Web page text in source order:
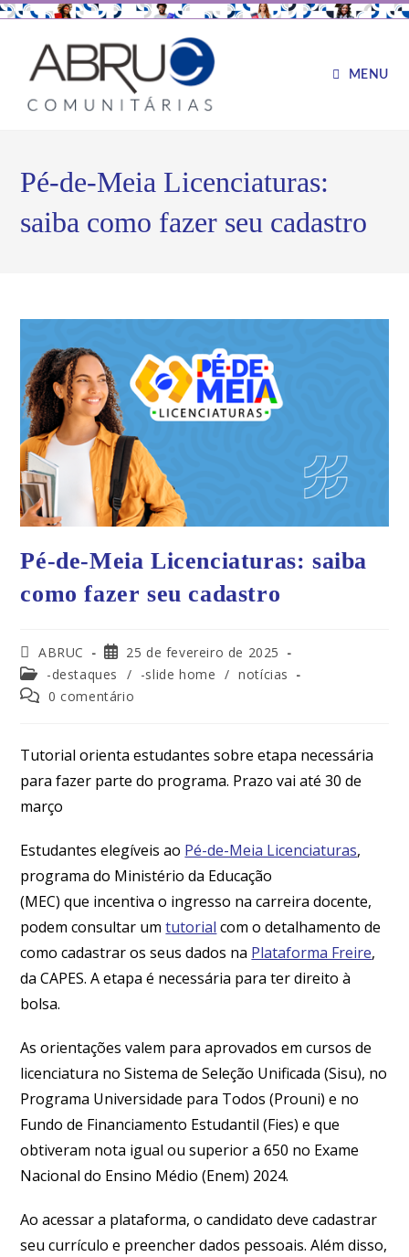
MENU
Pé-de-Meia Licenciaturas:
saiba como fazer seu cadastro
Pé-de-Meia Licenciaturas: saiba
como fazer seu cadastro
ABRUC
25 de fevereiro de 2025
-destaques
/ -slide home / notícias
0 comentário
Tutorial orienta estudantes sobre etapa necessária
para fazer parte do programa. Prazo vai até 30 de
março
Estudantes elegíveis ao Pé-de-Meia Licenciaturas,
programa do Ministério da Educação
(MEC) que incentiva o ingresso na carreira docente,
podem consultar umtutorial com o detalhamento de
como cadastrar os seus dados na Plataforma Freire,
da CAPES. A etapa é necessária para ter direito à
bolsa.
As orientações valem para aprovados em cursos de
licenciatura no Sistema de Seleção Unificada (Sisu), no
Programa Universidade para Todos (Prouni) e no
Fundo de Financiamento Estudantil (Fies) e que
obtiveram nota igual ou superior a 650 no Exame
Nacional do Ensino Médio (Enem) 2024.
Ao acessar a plataforma, o candidato deve cadastrar
seu currículo e preencher dados pessoais. Além disso,